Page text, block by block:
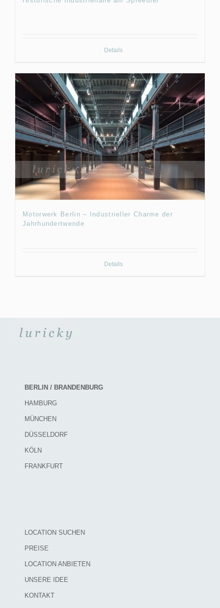
Details
Motorwerk Berlin – Industrieller Charme der
Jahrhundertwende
Details
BERLIN / BRANDENBURG
HAMBURG
MÜNCHEN
DÜSSELDORF
KÖLN
FRANKFURT
LOCATION SUCHEN
PREISE
LOCATION ANBIETEN
UNSERE IDEE
KONTAKT